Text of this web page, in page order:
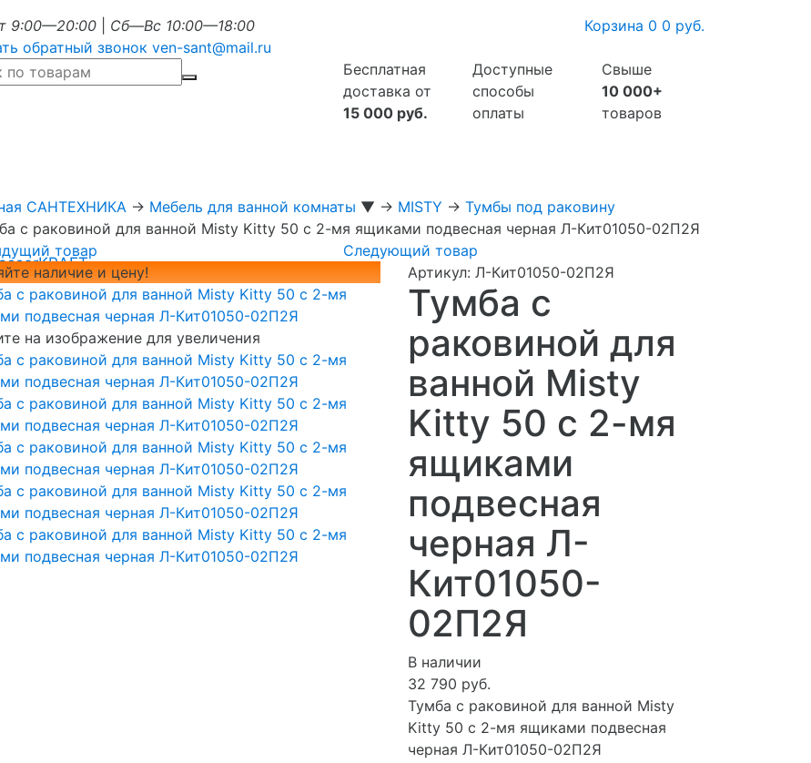
9:00—20:00
Сб—Вс 10:00—18:00
обратный звонок ven-sant@mail.ru
Корзина 0 0 руб.
Бесплатная
доставка от
15 000 руб.
Доступные
способы
оплаты
Свыше
10 000+
товаров
САНТЕХНИКА → Мебель для ванной комнаты ▼ → MISTY → Тумбы под раковину
с раковиной для ванной Misty Kitty 50 с 2-мя ящиками подвесная черная Л-Кит01050-02П2Я
товар
Следующий товар
наличие и цену!
на изображение для увеличения
Артикул: Л-Кит01050-02П2Я
Тумба с
раковиной для
ванной Misty
Kitty 50 с 2-мя
ящиками
подвесная
черная Л-
Кит01050-
02П2Я
В наличии
32 790 руб.
Тумба с раковиной для ванной Misty
Kitty 50 с 2-мя ящиками подвесная
черная Л-Кит01050-02П2Я